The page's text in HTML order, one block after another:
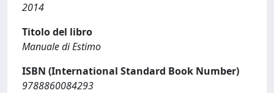
2014
Titolo del libro
Manuale di Estimo
ISBN (International Standard Book Number)
9788860084293